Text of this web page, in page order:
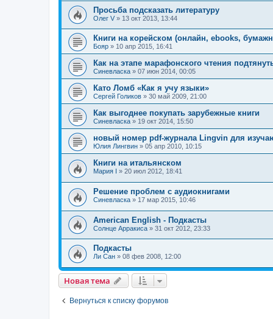
Просьба подсказать литературу
Олег V » 13 окт 2013, 13:44
Книги на корейском (онлайн, ebooks,
Бояр » 10 апр 2015, 16:41
Как на этапе марафонского чтения
Синевласка » 07 июн 2014, 00:05
Като Ломб «Как я учу языки»
Сергей Голиков » 30 май 2009, 21:00
Как выгоднее покупать зарубежные книги
Синевласка » 19 окт 2014, 15:50
новый номер pdf-журнала Lingvin для
Юлия Лингвин » 05 апр 2010, 10:15
Книги на итальянском
Мария I » 20 июл 2012, 18:41
Решение проблем с аудиокнигами
Синевласка » 17 мар 2015, 10:46
American English - Подкасты
Солнце Арракиса » 31 окт 2012, 23:33
Подкасты
Ли Сан » 08 фев 2008, 12:00
Новая тема
Вернуться к списку форумов